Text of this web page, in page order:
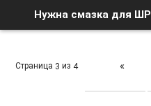
Страница 3 из 4 «